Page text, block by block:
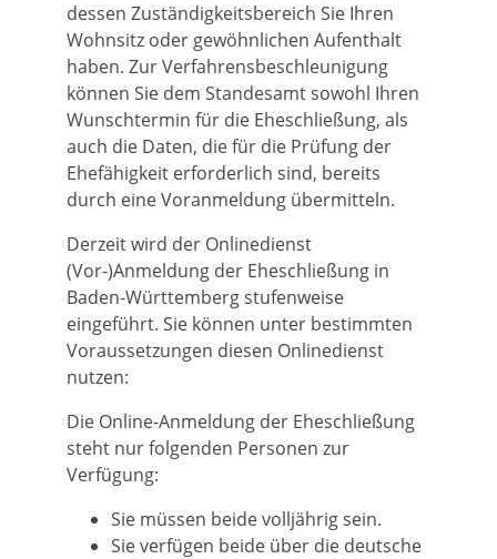
dessen Zuständigkeitsbereich Sie Ihren
Wohnsitz oder gewöhnlichen Aufenthalt
haben. Zur Verfahrensbeschleunigung
können Sie dem Standesamt sowohl Ihren
Wunschtermin für die Eheschließung, als
auch die Daten, die für die Prüfung der
Ehefähigkeit erforderlich sind, bereits
durch eine Voranmeldung übermitteln.
Derzeit wird der Onlinedienst
(Vor-)Anmeldung der Eheschließung in
Baden-Württemberg stufenweise
eingeführt. Sie können unter bestimmten
Voraussetzungen diesen Onlinedienst
nutzen:
Die Online-Anmeldung der Eheschließung
steht nur folgenden Personen zur
Verfügung:
Sie müssen beide volljährig sein.
Sie verfügen beide über die deutsche